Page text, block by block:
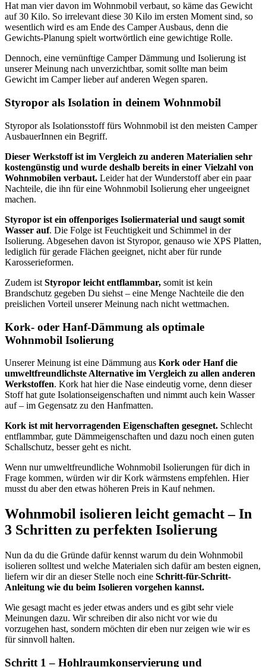
Hat man vier davon im Wohnmobil verbaut, so käme das Gewicht
auf 30 Kilo. So irrelevant diese 30 Kilo im ersten Moment sind, so
wesentlich wird es am Ende des Camper Ausbaus, denn die
Gewichts-Planung spielt wortwörtlich eine gewichtige Rolle.
Dennoch, eine vernünftige Camper Dämmung und Isolierung ist
unserer Meinung nach unverzichtbar, somit sollte man beim
Gewicht im Camper lieber auf anderen Wegen sparen.
Styropor als Isolation in deinem Wohnmobil
Styropor als Isolationsstoff fürs Wohnmobil ist den meisten Camper
AusbauerInnen ein Begriff.
Dieser Werkstoff ist im Vergleich zu anderen Materialien sehr
kostengünstig und wurde deshalb bereits in einer Vielzahl von
Wohnmobilen verbaut. Leider hat der Wunderstoff aber ein paar
Nachteile, die ihn für eine Wohnmobil Isolierung eher ungeeignet
machen.
Styropor ist ein offenporiges Isoliermaterial und saugt somit
Wasser auf. Die Folge ist Feuchtigkeit und Schimmel in der
Isolierung. Abgesehen davon ist Styropor, genauso wie XPS Platten,
lediglich für gerade Flächen geeignet, nicht aber für runde
Karosserieformen.
Zudem ist Styropor leicht entflammbar, somit ist kein
Brandschutz gegeben Du siehst – eine Menge Nachteile die den
preislichen Vorteil unserer Meinung nach nicht wettmachen.
Kork- oder Hanf-Dämmung als optimale
Wohnmobil Isolierung
Unserer Meinung ist eine Dämmung aus Kork oder Hanf die
umweltfreundlichste Alternative im Vergleich zu allen anderen
Werkstoffen. Kork hat hier die Nase eindeutig vorne, denn dieser
Stoff hat gute Isolationseigenschaften und nimmt auch kein Wasser
auf – im Gegensatz zu den Hanfmatten.
Kork ist mit hervorragenden Eigenschaften gesegnet. Schlecht
entflammbar, gute Dämmeigenschaften und dazu noch einen guten
Schallschutz, besser geht es nicht.
Wenn nur umweltfreundliche Wohnmobil Isolierungen für dich in
Frage kommen, würden wir dir Kork wärmstens empfehlen. Hier
musst du aber den etwas höheren Preis in Kauf nehmen.
Wohnmobil isolieren leicht gemacht – In
3 Schritten zu perfekten Isolierung
Nun da du die Gründe dafür kennst warum du dein Wohnmobil
isolieren solltest und welche Materialen sich dafür am besten eignen,
liefern wir dir an dieser Stelle noch eine Schritt-für-Schritt-
Anleitung wie du beim Isolieren vorgehen kannst.
Wie gesagt macht es jeder etwas anders und es gibt sehr viele
Meinungen dazu. Wir schreiben dir also nicht vor wie du
vorzugehen hast, sondern möchten dir eben nur zeigen wie wir es
für sinnvoll halten.
Schritt 1 – Hohlraumkonservierung und